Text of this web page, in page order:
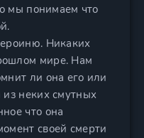
мы понимаем что
Никаких
мире. Нам
ли она его или
неких смутных
что она
своей смерти